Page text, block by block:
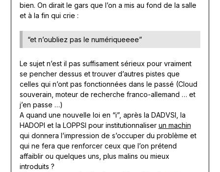
bien. On dirait le gars que l’on a mis au fond de la salle
et à la fin qui crie :
“et n’oubliez pas le numériqueeee”
Le sujet n’est il pas suffisament sérieux pour vraiment
se pencher dessus et trouver d’autres pistes que
celles qui n’ont pas fonctionnées dans le passé (Cloud
souverain, moteur de recherche franco-allemand … et
j’en passe …)
A quand une nouvelle loi en “i”, après la DADVSI, la
HADOPI et la LOPPSI pour institutionnaliser un machin
qui donnera l’impression de s’occuper du problème et
qui ne fera que renforcer ceux que l’on prétend
affaiblir ou quelques uns, plus malins ou mieux
introduits ?